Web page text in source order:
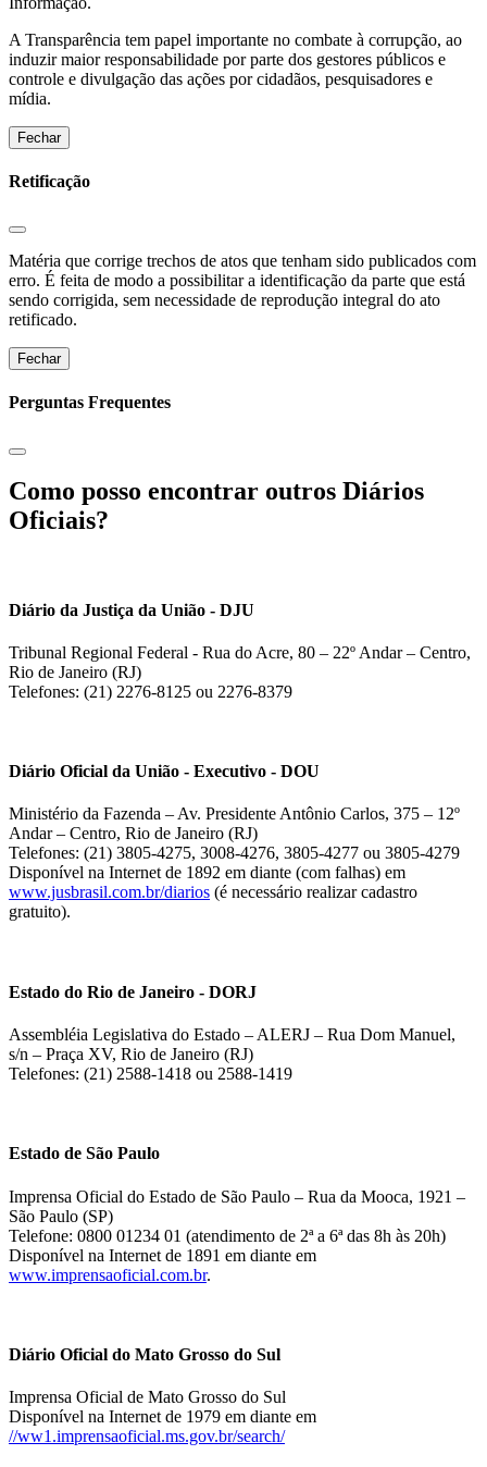
A Transparência tem papel importante no combate à corrupção, ao
induzir maior responsabilidade por parte dos gestores públicos e
controle e divulgação das ações por cidadãos, pesquisadores e
mídia.
Fechar
Retificação
Matéria que corrige trechos de atos que tenham sido publicados com
erro. É feita de modo a possibilitar a identificação da parte que está
sendo corrigida, sem necessidade de reprodução integral do ato
retificado.
Fechar
Perguntas Frequentes
Como posso encontrar outros Diários
Oficiais?
Diário da Justiça da União - DJU
Tribunal Regional Federal - Rua do Acre, 80 – 22º Andar – Centro,
Rio de Janeiro (RJ)
Telefones: (21) 2276-8125 ou 2276-8379
Diário Oficial da União - Executivo - DOU
Ministério da Fazenda – Av. Presidente Antônio Carlos, 375 – 12º
Andar – Centro, Rio de Janeiro (RJ)
Telefones: (21) 3805-4275, 3008-4276, 3805-4277 ou 3805-4279
Disponível na Internet de 1892 em diante (com falhas) em
www.jusbrasil.com.br/diarios (é necessário realizar cadastro
gratuito).
Estado do Rio de Janeiro - DORJ
Assembléia Legislativa do Estado – ALERJ – Rua Dom Manuel,
s/n – Praça XV, Rio de Janeiro (RJ)
Telefones: (21) 2588-1418 ou 2588-1419
Estado de São Paulo
Imprensa Oficial do Estado de São Paulo – Rua da Mooca, 1921 –
São Paulo (SP)
Telefone: 0800 01234 01 (atendimento de 2ª a 6ª das 8h às 20h)
Disponível na Internet de 1891 em diante em
www.imprensaoficial.com.br.
Diário Oficial do Mato Grosso do Sul
Imprensa Oficial de Mato Grosso do Sul
Disponível na Internet de 1979 em diante em
//ww1.imprensaoficial.ms.gov.br/search/